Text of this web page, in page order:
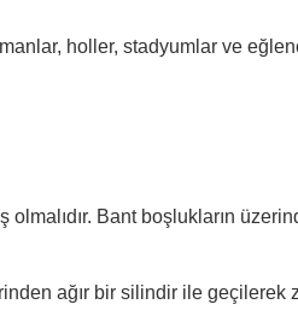
holler, stadyumlar ve
olmalıdır. Bant boşlukların
ağır bir silindir ile geçilerek